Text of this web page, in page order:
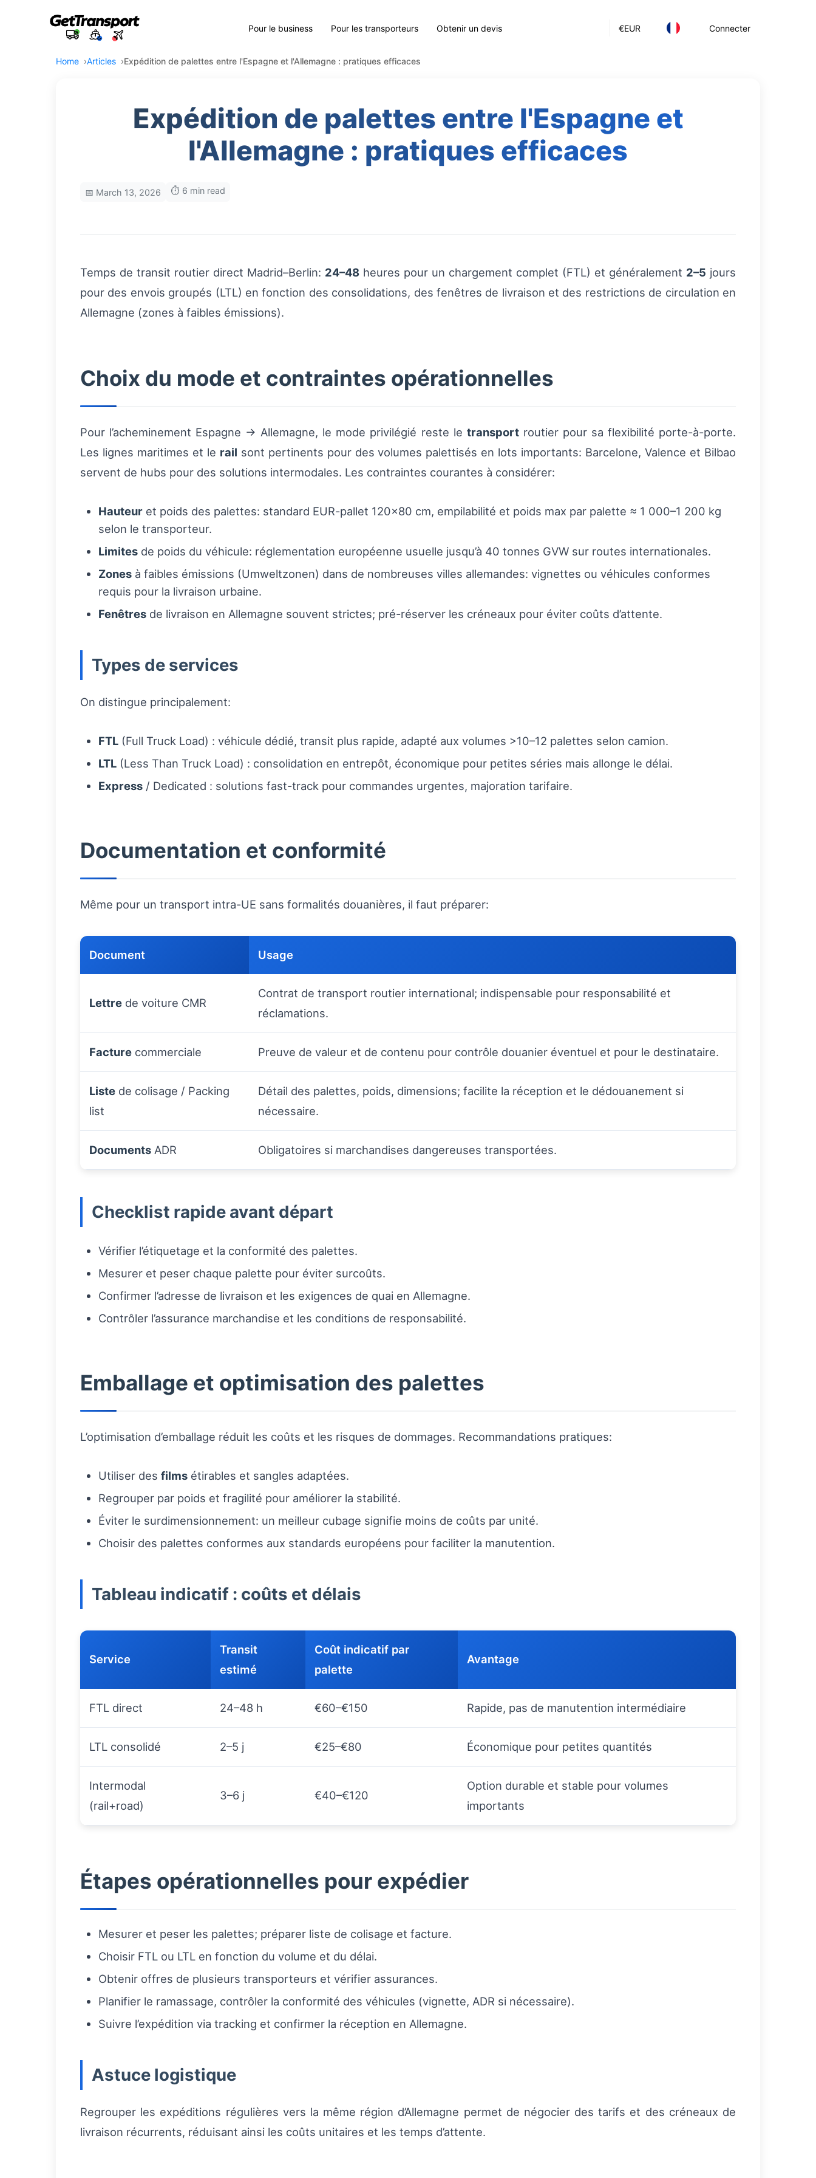
€EUR Connecter
Pour le business Pour les transporteurs Obtenir un devis
Home Articles Expédition de palettes entre l'Espagne et l'Allemagne : pratiques efficaces
Expédition de palettes entre l'Espagne et
l'Allemagne : pratiques efficaces
📅 March 13, 2026 ⏱️ 6 min read
Temps de transit routier direct Madrid–Berlin: 24–48 heures pour un chargement complet (FTL) et généralement 2–5 jours
pour des envois groupés (LTL) en fonction des consolidations, des fenêtres de livraison et des restrictions de circulation en
Allemagne (zones à faibles émissions).
Choix du mode et contraintes opérationnelles
Pour l’acheminement Espagne → Allemagne, le mode privilégié reste le transportroutier pour sa flexibilité porte-à-porte.
Les lignes maritimes et le rail sont pertinents pour des volumes palettisés en lots importants: Barcelone, Valence et Bilbao
servent de hubs pour des solutions intermodales. Les contraintes courantes à considérer:
Hauteur et poids des palettes: standard EUR-pallet 120×80 cm, empilabilité et poids max par palette ≈ 1 000–1 200 kg
selon le transporteur.
Limites de poids du véhicule: réglementation européenne usuelle jusqu’à 40 tonnes GVW sur routes internationales.
Zones à faibles émissions (Umweltzonen) dans de nombreuses villes allemandes: vignettes ou véhicules conformes
requis pour la livraison urbaine.
Fenêtres de livraison en Allemagne souvent strictes; pré-réserver les créneaux pour éviter coûts d’attente.
Types de services
On distingue principalement:
FTL (Full Truck Load) : véhicule dédié, transit plus rapide, adapté aux volumes >10–12 palettes selon camion.
LTL (Less Than Truck Load) : consolidation en entrepôt, économique pour petites séries mais allonge le délai.
Express / Dedicated : solutions fast-track pour commandes urgentes, majoration tarifaire.
Documentation et conformité
Même pour un transport intra-UE sans formalités douanières, il faut préparer:
Document Usage
Lettre de voiture CMR
Contrat de transport routier international; indispensable pour responsabilité et
réclamations.
Facture commerciale Preuve de valeur et de contenu pour contrôle douanier éventuel et pour le destinataire.
Liste de colisage / Packing
list
Détail des palettes, poids, dimensions; facilite la réception et le dédouanement si
nécessaire.
Documents ADR Obligatoires si marchandises dangereuses transportées.
Checklist rapide avant départ
Vérifier l’étiquetage et la conformité des palettes.
Mesurer et peser chaque palette pour éviter surcoûts.
Confirmer l’adresse de livraison et les exigences de quai en Allemagne.
Contrôler l’assurance marchandise et les conditions de responsabilité.
Emballage et optimisation des palettes
L’optimisation d’emballage réduit les coûts et les risques de dommages. Recommandations pratiques:
Utiliser des films étirables et sangles adaptées.
Regrouper par poids et fragilité pour améliorer la stabilité.
Éviter le surdimensionnement: un meilleur cubage signifie moins de coûts par unité.
Choisir des palettes conformes aux standards européens pour faciliter la manutention.
Tableau indicatif : coûts et délais
Service
Transit
estimé
Coût indicatif par
palette
Avantage
FTL direct 24–48 h €60–€150 Rapide, pas de manutention intermédiaire
LTL consolidé 2–5 j €25–€80 Économique pour petites quantités
Intermodal
(rail+road)
3–6 j €40–€120
Option durable et stable pour volumes
importants
Étapes opérationnelles pour expédier
Mesurer et peser les palettes; préparer liste de colisage et facture.
Choisir FTL ou LTL en fonction du volume et du délai.
Obtenir offres de plusieurs transporteurs et vérifier assurances.
Planifier le ramassage, contrôler la conformité des véhicules (vignette, ADR si nécessaire).
Suivre l’expédition via tracking et confirmer la réception en Allemagne.
Astuce logistique
Regrouper les expéditions régulières vers la même région d’Allemagne permet de négocier des tarifs et des créneaux de
livraison récurrents, réduisant ainsi les coûts unitaires et les temps d’attente.